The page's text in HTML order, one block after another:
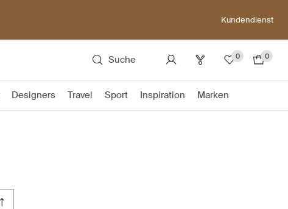
Kundendienst
Suche 0 0
Designers Travel Sport Inspiration Marken